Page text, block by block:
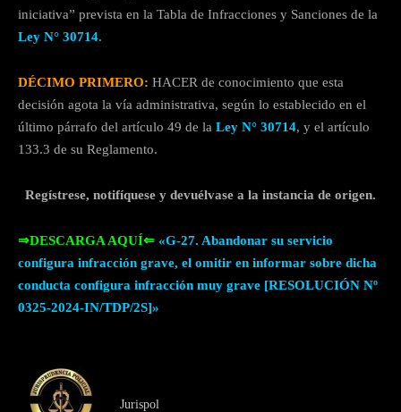
iniciativa” prevista en la Tabla de Infracciones y Sanciones de la
Ley N° 30714.
DÉCIMO PRIMERO: HACER de conocimiento que esta
decisión agota la vía administrativa, según lo establecido en el
último párrafo del artículo 49 de la Ley N° 30714, y el artículo
133.3 de su Reglamento.
Regístrese, notifíquese y devuélvase a la instancia de origen.
⇒DESCARGA AQUÍ⇐ «G-27. Abandonar su servicio
configura infracción grave, el omitir en informar sobre dicha
conducta configura infracción muy grave [RESOLUCIÓN Nº
0325-2024-IN/TDP/2S]»
Jurispol